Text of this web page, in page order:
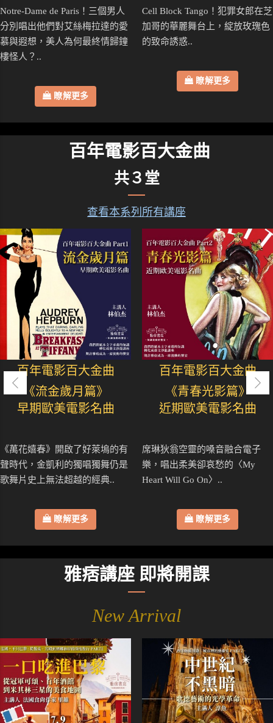
Notre-Dame de Paris！三個男人
分別唱出他們對艾絲梅拉達的愛
慕與遐想，美人為何最終情歸鐘
樓怪人？..
瞭解更多
Cell Block Tango！犯罪女郎在芝
加哥的華麗舞台上，綻放玫瑰色
的致命誘惑..
瞭解更多
百年電影百大金曲
共３堂
查看本系列所有講座
百年電影百大金曲
《流金歲月篇》
早期歐美電影名曲
《萬花嬉春》開啟了好萊塢的有
聲時代，金凱利的獨唱獨舞仍是
歌舞片史上無法超越的經典..
瞭解更多
百年電影百大金曲
《青春光影篇》
近期歐美電影名曲
席琳狄翁空靈的嗓音融合電子
樂，唱出柔美卻哀愁的〈My
Heart Will Go On〉..
瞭解更多
雅痞講座 即將開課
New Arrival